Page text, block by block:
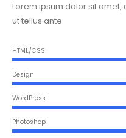
Lorem ipsum dolor sit
ut tellus ante.
HTML/CSS
Design
WordPress
Photoshop